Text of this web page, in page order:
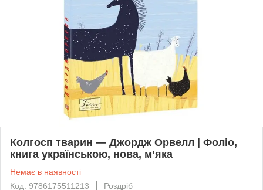
Колгосп тварин — Джордж Орвелл | Фоліо,
книга українською, нова, мʼяка
Немає в наявності
Код: 9786175511213
Роздріб